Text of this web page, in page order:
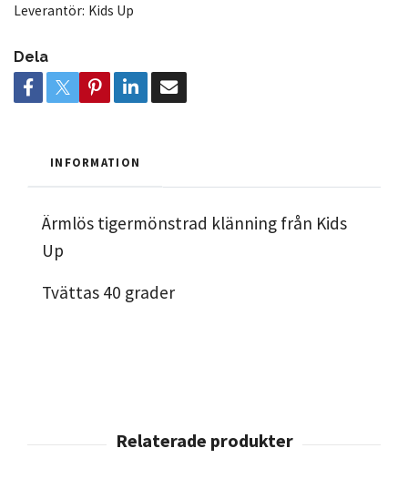
Leverantör: Kids Up
Dela
INFORMATION
Ärmlös tigermönstrad klänning från Kids
Up
Tvättas 40 grader